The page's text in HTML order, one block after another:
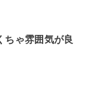
ちゃ雰囲気が良